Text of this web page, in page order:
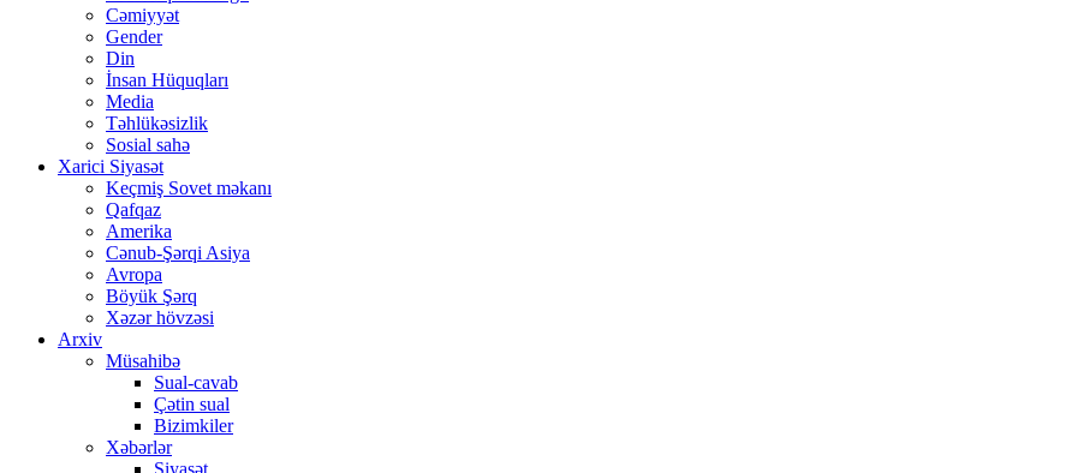
Cəmiyyət
Gender
Din
İnsan Hüquqları
Media
Təhlükəsizlik
Sosial sahə
Xarici Siyasət
Keçmiş Sovet məkanı
Qafqaz
Amerika
Cənub-Şərqi Asiya
Avropa
Böyük Şərq
Xəzər hövzəsi
Arxiv
Müsahibə
Sual-cavab
Çətin sual
Bizimkiler
Xəbərlər
Siyasət